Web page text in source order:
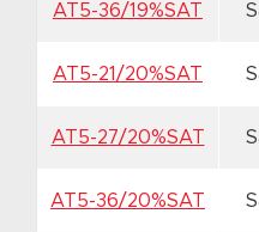
AT5-36/19%SAT
AT5-21/20%SAT
AT5-27/20%SAT
AT5-36/20%SAT